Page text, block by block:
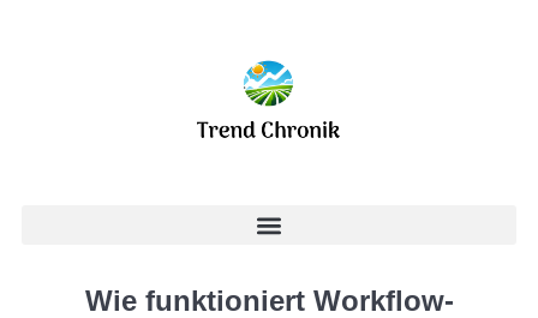
Wie funktioniert Workflow-